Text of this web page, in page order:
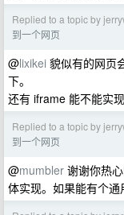
Replied to a topic by
到一个网页
@lixikei 貌似有的网页
下。
还有 iframe 能不能实
Replied to a topic by
到一个网页
@mumbler 谢谢你热
体实现。如果能有个通